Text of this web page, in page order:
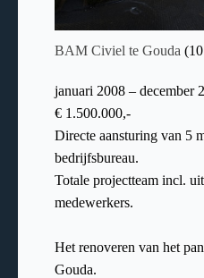
BAM Civiel te Gouda
januari 2008 – december
€ 1.500.000,-
Directe aansturing van 5
bedrijfsbureau.
Totale projectteam incl.
medewerkers.
Het renoveren van het
Gouda.